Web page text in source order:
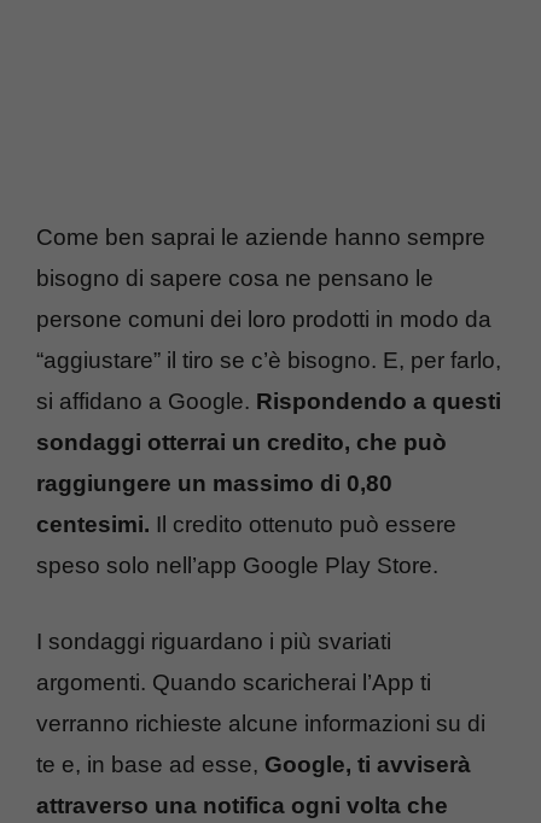
Come ben saprai le aziende hanno sempre
bisogno di sapere cosa ne pensano le
persone comuni dei loro prodotti in modo da
“aggiustare” il tiro se c’è bisogno. E, per farlo,
si affidano a Google. Rispondendo a questi
sondaggi otterrai un credito, che può
raggiungere un massimo di 0,80
centesimi. Il credito ottenuto può essere
speso solo nell’app Google Play Store.
I sondaggi riguardano i più svariati
argomenti. Quando scaricherai l’App ti
verranno richieste alcune informazioni su di
te e, in base ad esse, Google, ti avviserà
attraverso una notifica ogni volta che